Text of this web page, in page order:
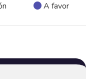
A favor